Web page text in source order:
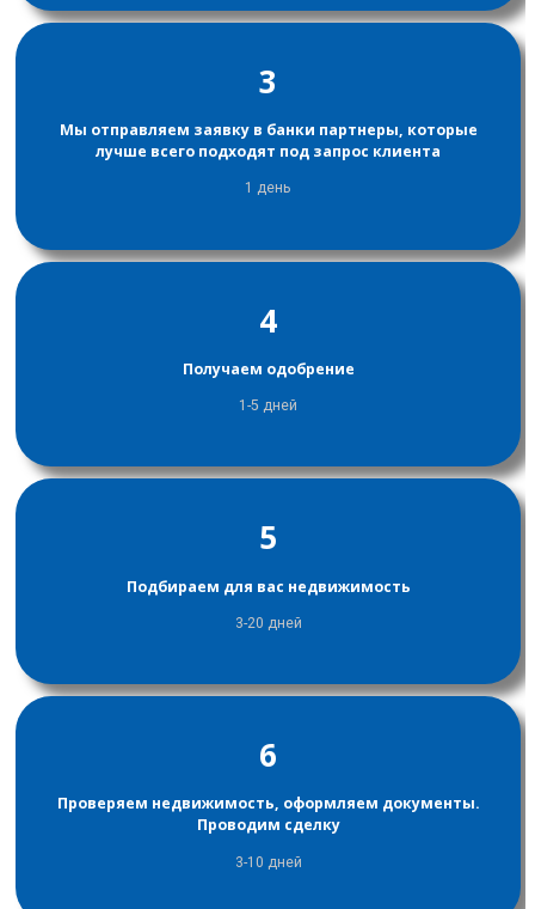
3
Мы отправляем заявку в банки партнеры, которые
лучше всего подходят под запрос клиента
1 день
4
Получаем одобрение
1-5 дней
5
Подбираем для вас недвижимость
3-20 дней
6
Проверяем недвижимость, оформляем документы.
Проводим сделку
3-10 дней